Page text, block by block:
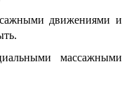
движениями и
массажными